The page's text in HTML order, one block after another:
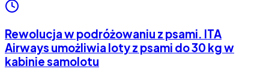
Rewolucja w podróżowaniu z psami. ITA
Airways umożliwia loty z psami do 30 kg w
kabinie samolotu